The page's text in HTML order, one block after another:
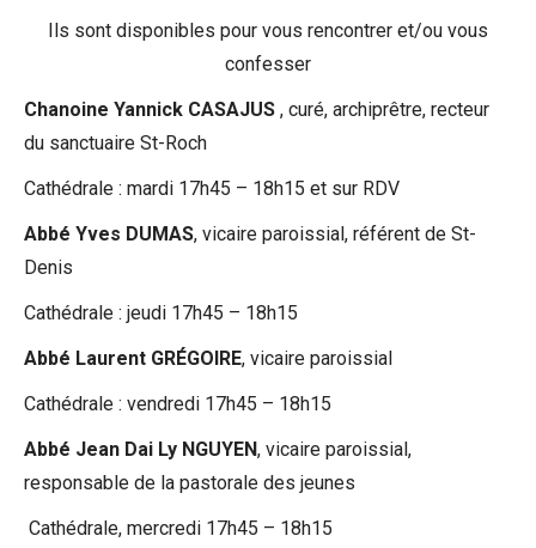
Ils sont disponibles pour vous rencontrer et/ou vous
confesser
Chanoine Yannick CASAJUS , curé, archiprêtre, recteur
du sanctuaire St-Roch
Cathédrale : mardi 17h45 – 18h15 et sur RDV
Abbé Yves DUMAS, vicaire paroissial, référent de St-
Denis
Cathédrale : jeudi 17h45 – 18h15
Abbé Laurent GRÉGOIRE, vicaire paroissial
Cathédrale : vendredi 17h45 – 18h15
Abbé Jean Dai Ly NGUYEN, vicaire paroissial,
responsable de la pastorale des jeunes
Cathédrale, mercredi 17h45 – 18h15